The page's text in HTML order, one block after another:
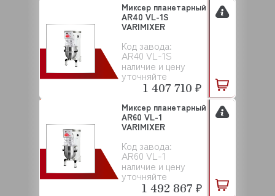
Код завода:
AR40 VL-1S
наличие и цену
уточняйте
Миксер планетарный
AR40 VL-1S
VARIMIXER
1 407 710 ₽
Код завода:
AR60 VL-1
наличие и цену
уточняйте
Миксер планетарный
AR60 VL-1
VARIMIXER
1 492 867 ₽